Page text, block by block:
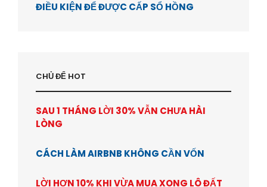
ĐIỀU KIỆN ĐỂ ĐƯỢC CẤP SỔ HỒNG
CHỦ ĐỂ HOT
SAU 1 THÁNG LỜI 30% VẪN CHƯA HÀI
LÒNG
CÁCH LÀM AIRBNB KHÔNG CẦN VỐN
LỜI HƠN 10% KHI VỪA MUA XONG LÔ ĐẤT